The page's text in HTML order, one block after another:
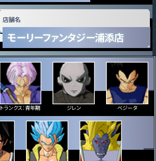
店舗名
モーリーファンタジー浦添店
トランクス：青年期 ジレン ベジータ